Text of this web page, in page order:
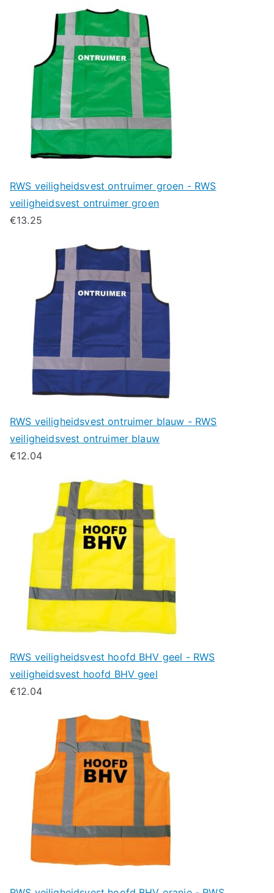
RWS veiligheidsvest ontruimer groen - RWS
veiligheidsvest ontruimer groen
€13.25
RWS veiligheidsvest ontruimer blauw - RWS
veiligheidsvest ontruimer blauw
€12.04
RWS veiligheidsvest hoofd BHV geel - RWS
veiligheidsvest hoofd BHV geel
€12.04